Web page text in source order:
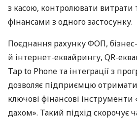
з касою, контролювати витрати
фінансами з одного застосунку.
Поєднання рахунку ФОП,
й інтернет-еквайрингу, QR-
Tap to Phone та інтеграції з
дозволяє підприємцю
ключові фінансові
дахом». Такий підхід скорочує